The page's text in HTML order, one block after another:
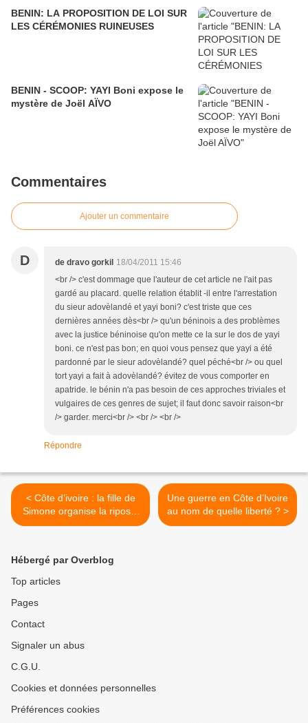
BENIN: LA PROPOSITION DE LOI SUR
LES CÉRÉMONIES RUINEUSES
BENIN - SCOOP: YAYI Boni expose le
mystère de Joël AÏVO
Commentaires
Ajouter un commentaire
D de dravo gorkil 18/04/2011 15:46
<br /> c'est dommage que l'auteur de cet article ne l'ait pas
gardé au placard. quelle relation établit -il entre l'arrestation
du sieur adovèlandé et yayi boni? c'est triste que ces
dernières années dès<br /> qu'un béninois a des problèmes
avec la justice béninoise qu'on mette ce la sur le dos de yayi
boni. ce n'est pas bon; en quoi vous pensez que yayi a été
pardonné par le sieur adovèlandé? quel péché<br /> ou quel
tort yayi a fait à adovèlandé? évitez de vous comporter en
apatride. le bénin n'a pas besoin de ces approches triviales et
vulgaires de ces genres de sujet; il faut donc savoir raison<br
/> garder. merci<br /> <br /> <br />
Répondre
< Côte d’ivoire : la fille de
Simone organise la riposte
du clan Gbagbo
Une guerre en Côte d’Ivoire
au nom de quelle liberté ? >
Hébergé par Overblog
Top articles
Pages
Contact
Signaler un abus
C.G.U.
Cookies et données personnelles
Préférences cookies